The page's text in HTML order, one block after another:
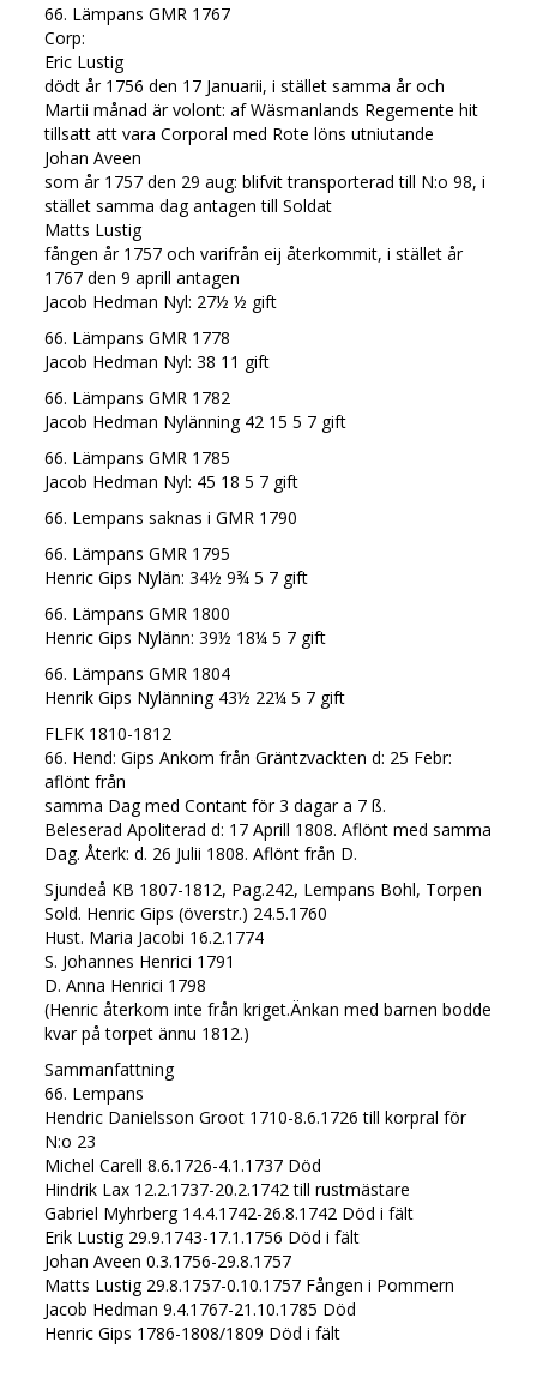
66. Lämpans GMR 1767
Corp:
Eric Lustig
dödt år 1756 den 17 Januarii, i stället samma år och
Martii månad är volont: af Wäsmanlands Regemente hit
tillsatt att vara Corporal med Rote löns utniutande
Johan Aveen
som år 1757 den 29 aug: blifvit transporterad till N:o 98, i
stället samma dag antagen till Soldat
Matts Lustig
fången år 1757 och varifrån eij återkommit, i stället år
1767 den 9 aprill antagen
Jacob Hedman Nyl: 27½ ½ gift
66. Lämpans GMR 1778
Jacob Hedman Nyl: 38 11 gift
66. Lämpans GMR 1782
Jacob Hedman Nylänning 42 15 5 7 gift
66. Lämpans GMR 1785
Jacob Hedman Nyl: 45 18 5 7 gift
66. Lempans saknas i GMR 1790
66. Lämpans GMR 1795
Henric Gips Nylän: 34½ 9¾ 5 7 gift
66. Lämpans GMR 1800
Henric Gips Nylänn: 39½ 18¼ 5 7 gift
66. Lämpans GMR 1804
Henrik Gips Nylänning 43½ 22¼ 5 7 gift
FLFK 1810-1812
66. Hend: Gips Ankom från Gräntzvackten d: 25 Febr:
aflönt från
samma Dag med Contant för 3 dagar a 7 ß.
Beleserad Apoliterad d: 17 Aprill 1808. Aflönt med samma
Dag. Återk: d. 26 Julii 1808. Aflönt från D.
Sjundeå KB 1807-1812, Pag.242, Lempans Bohl, Torpen
Sold. Henric Gips (överstr.) 24.5.1760
Hust. Maria Jacobi 16.2.1774
S. Johannes Henrici 1791
D. Anna Henrici 1798
(Henric återkom inte från kriget.Änkan med barnen bodde
kvar på torpet ännu 1812.)
Sammanfattning
66. Lempans
Hendric Danielsson Groot 1710-8.6.1726 till korpral för
N:o 23
Michel Carell 8.6.1726-4.1.1737 Död
Hindrik Lax 12.2.1737-20.2.1742 till rustmästare
Gabriel Myhrberg 14.4.1742-26.8.1742 Död i fält
Erik Lustig 29.9.1743-17.1.1756 Död i fält
Johan Aveen 0.3.1756-29.8.1757
Matts Lustig 29.8.1757-0.10.1757 Fången i Pommern
Jacob Hedman 9.4.1767-21.10.1785 Död
Henric Gips 1786-1808/1809 Död i fält